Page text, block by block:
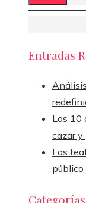
Entradas
Los 10
cazar y
Los
Categorías